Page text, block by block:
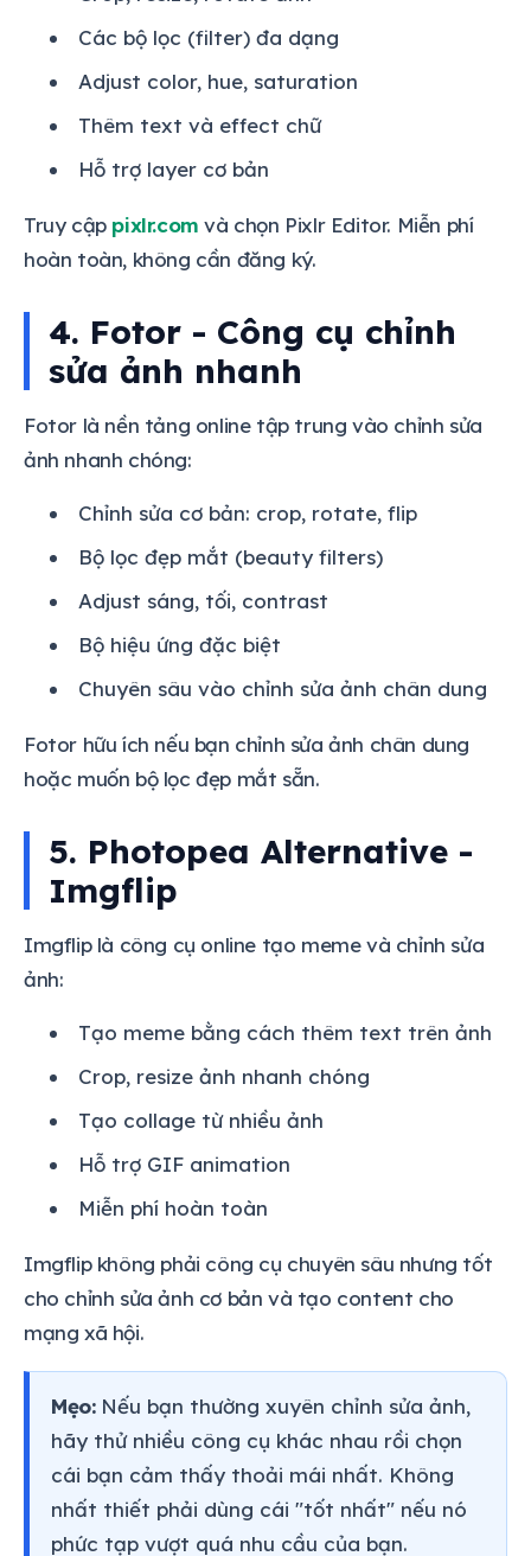
Các bộ lọc (filter) đa dạng
Adjust color, hue, saturation
Thêm text và effect chữ
Hỗ trợ layer cơ bản
Truy cập pixlr.com và chọn Pixlr Editor. Miễn phí
hoàn toàn, không cần đăng ký.
4. Fotor - Công cụ chỉnh
sửa ảnh nhanh
Fotor là nền tảng online tập trung vào chỉnh sửa
ảnh nhanh chóng:
Chỉnh sửa cơ bản: crop, rotate, flip
Bộ lọc đẹp mắt (beauty filters)
Adjust sáng, tối, contrast
Bộ hiệu ứng đặc biệt
Chuyên sâu vào chỉnh sửa ảnh chân dung
Fotor hữu ích nếu bạn chỉnh sửa ảnh chân dung
hoặc muốn bộ lọc đẹp mắt sẵn.
5. Photopea Alternative -
Imgflip
Imgflip là công cụ online tạo meme và chỉnh sửa
ảnh:
Tạo meme bằng cách thêm text trên ảnh
Crop, resize ảnh nhanh chóng
Tạo collage từ nhiều ảnh
Hỗ trợ GIF animation
Miễn phí hoàn toàn
Imgflip không phải công cụ chuyên sâu nhưng tốt
cho chỉnh sửa ảnh cơ bản và tạo content cho
mạng xã hội.
Mẹo:Nếu bạn thường xuyên chỉnh sửa ảnh,
hãy thử nhiều công cụ khác nhau rồi chọn
cái bạn cảm thấy thoải mái nhất. Không
nhất thiết phải dùng cái "tốt nhất" nếu nó
phức tạp vượt quá nhu cầu của bạn.